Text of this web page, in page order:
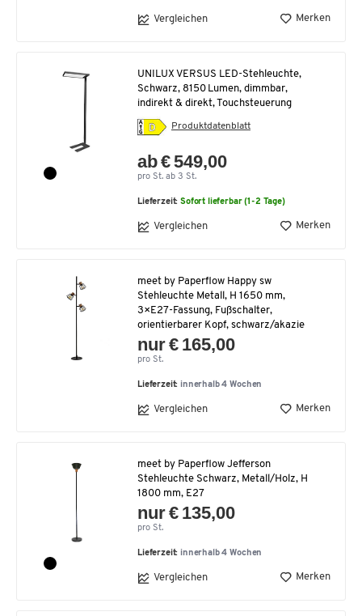
Vergleichen Merken
UNILUX VERSUS LED-Stehleuchte,
Schwarz, 8150 Lumen, dimmbar,
indirekt & direkt, Touchsteuerung
Produktdatenblatt
ab € 549,00
pro St. ab 3 St.
Lieferzeit:Sofort lieferbar (1-2 Tage)
Vergleichen Merken
meet by Paperflow Happy sw
Stehleuchte Metall, H 1650 mm,
3×E27-Fassung, Fußschalter,
orientierbarer Kopf, schwarz/akazie
nur € 165,00
pro St.
Lieferzeit: innerhalb 4 Wochen
Vergleichen Merken
meet by Paperflow Jefferson
Stehleuchte Schwarz, Metall/Holz, H
1800 mm, E27
nur € 135,00
pro St.
Lieferzeit: innerhalb 4 Wochen
Vergleichen Merken